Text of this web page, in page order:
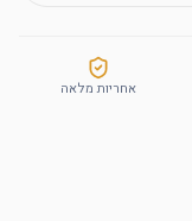
אחריות מלאה